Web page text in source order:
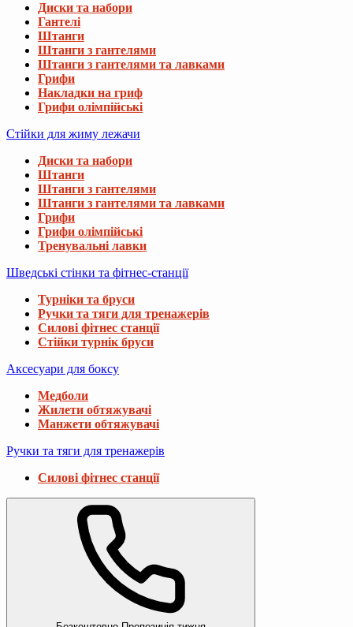
Диски та набори
Гантелі
Штанги
Штанги з гантелями
Штанги з гантелями та лавками
Грифи
Накладки на гриф
Грифи олімпійські
Стійки для жиму лежачи
Диски та набори
Штанги
Штанги з гантелями
Штанги з гантелями та лавками
Грифи
Грифи олімпійські
Тренувальні лавки
Шведські стінки та фітнес-станції
Турніки та бруси
Ручки та тяги для тренажерів
Силові фітнес станції
Стійки турнік бруси
Аксесуари для боксу
Медболи
Жилети обтяжувачі
Манжети обтяжувачі
Ручки та тяги для тренажерів
Силові фітнес станції